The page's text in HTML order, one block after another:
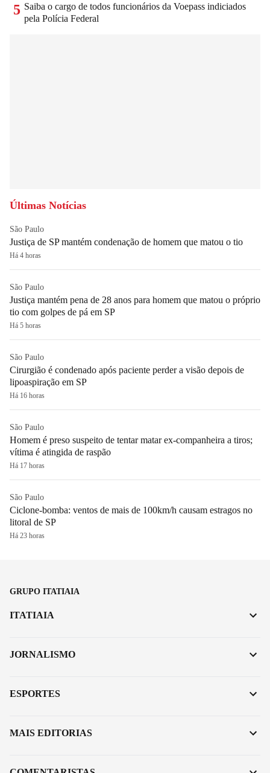
5 Saiba o cargo de todos funcionários da Voepass indiciados
pela Polícia Federal
Últimas Notícias
São Paulo
Justiça de SP mantém condenação de homem que matou o tio
Há 4 horas
São Paulo
Justiça mantém pena de 28 anos para homem que matou o próprio
tio com golpes de pá em SP
Há 5 horas
São Paulo
Cirurgião é condenado após paciente perder a visão depois de
lipoaspiração em SP
Há 16 horas
São Paulo
Homem é preso suspeito de tentar matar ex-companheira a tiros;
vítima é atingida de raspão
Há 17 horas
São Paulo
Ciclone-bomba: ventos de mais de 100km/h causam estragos no
litoral de SP
Há 23 horas
GRUPO ITATIAIA
ITATIAIA
JORNALISMO
ESPORTES
MAIS EDITORIAS